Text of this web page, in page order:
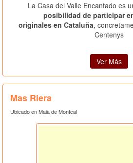
La Casa del Valle Encantado es
posibilidad de participar
originales en Cataluña,
Centenys
Ver Más
Mas Riera
Ubicado en Maià de Montcal